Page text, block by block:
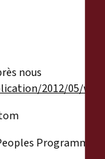
nous
2012/05/
Programme,